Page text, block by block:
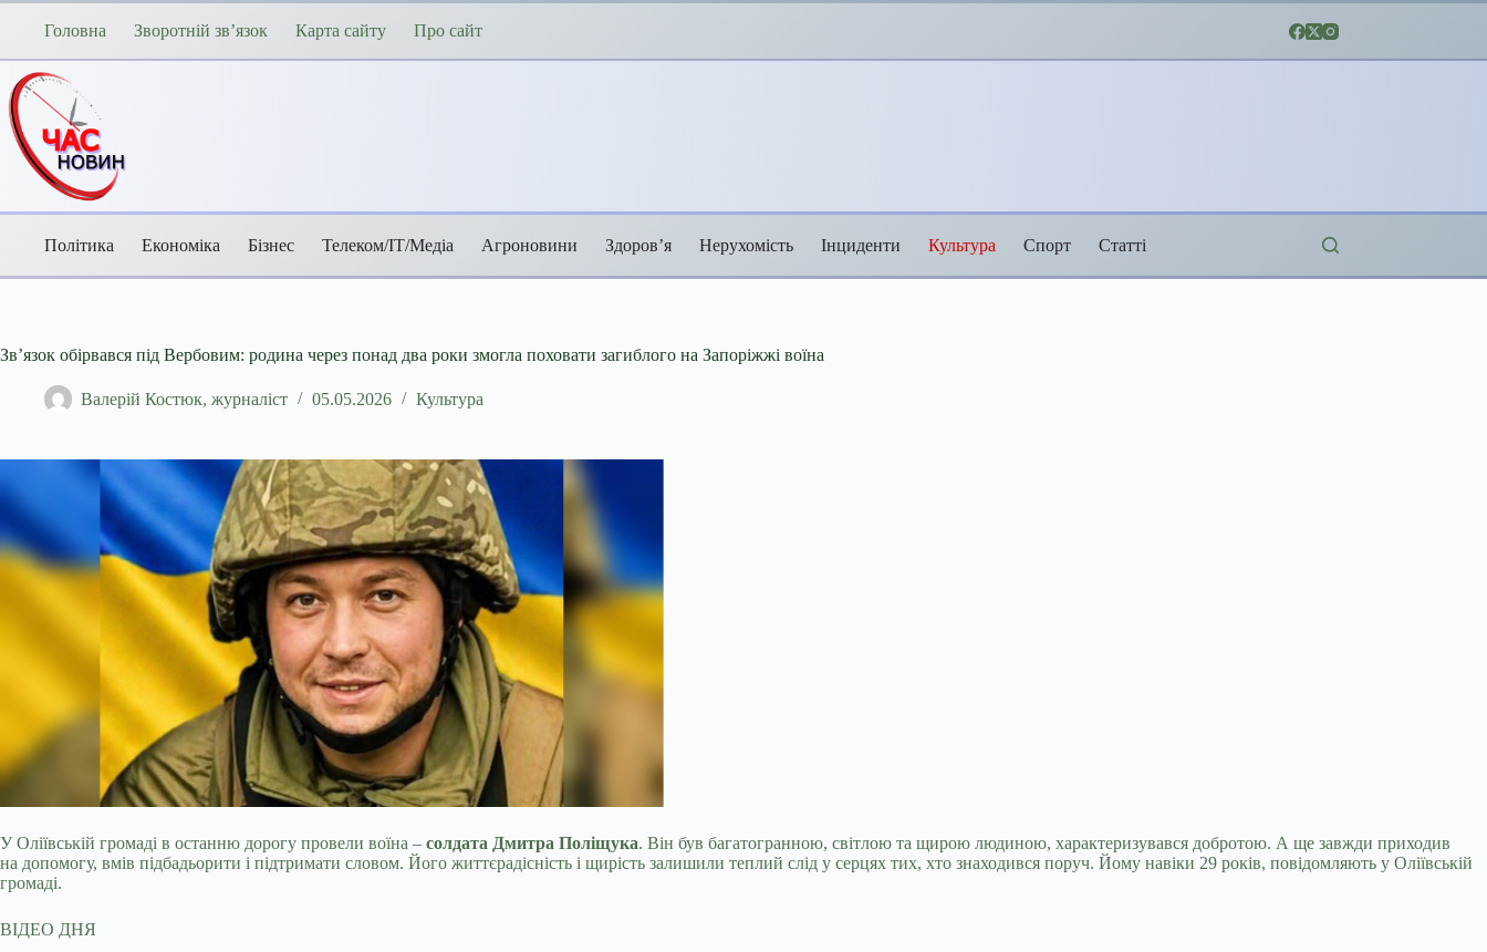
Перейти
Головна Зворотній зв’язок Карта сайту Про сайт
Політика Економіка Бізнес Телеком/ІТ/Медіа Агроновини Здоров’я Нерухомість Інциденти Культура Спорт Статті
Зв’язок обірвався під Вербовим: родина через понад два роки змогла поховати загиблого на Запоріжжі воїна
Валерій Костюк, журналіст 05.05.2026 Культура
У Оліївській громаді в останню дорогу провели воїна – солдата Дмитра Поліщука. Він був багатогранною, світлою та щирою людиною, характеризувався добротою. А ще завжди приходив
на допомогу, вмів підбадьорити і підтримати словом. Його життєрадісність і щирість залишили теплий слід у серцях тих, хто знаходився поруч. Йому навіки 29 років, повідомляють у Оліївській
громаді.
ВІДЕО ДНЯ